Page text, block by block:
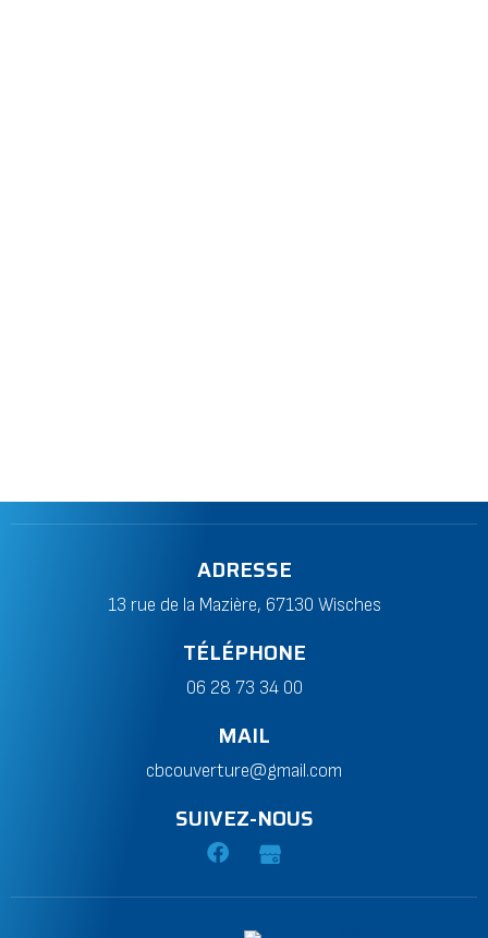
ADRESSE
13 rue de la Mazière, 67130 Wisches
TÉLÉPHONE
06 28 73 34 00
MAIL
cbcouverture@gmail.com
SUIVEZ-NOUS